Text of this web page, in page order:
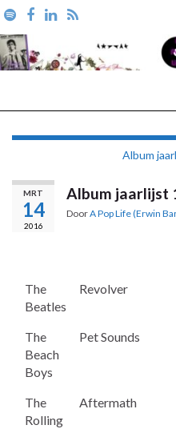
Search for:
Album
MRT
14
2016
Album jaarlijst
DoorA Pop Life (Erwin
The
Beatles
Revolver
The
Beach
Boys
Pet Sounds
The
Rolling
Aftermath